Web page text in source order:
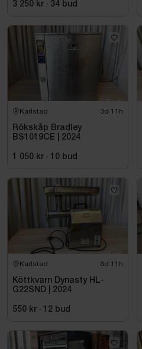
3 250 kr · 34 bud
Karlstad 3d 11h
Rökskåp Bradley
BS1019CE | 2024
1 050 kr · 10 bud
Karlstad 3d 11h
Köttkvarn Dynasty HL-
G22SND | 2024
550 kr · 12 bud